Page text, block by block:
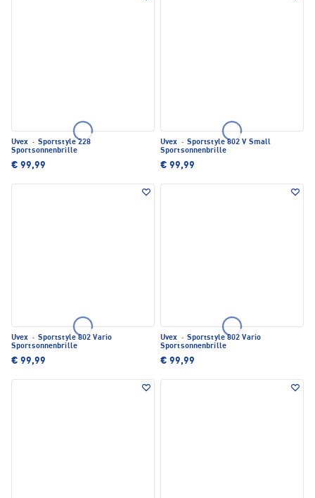
Uvex · Sportstyle 228
Sportsonnenbrille
€ 99,99
Uvex · Sportstyle 802 V Small
Sportsonnenbrille
€ 99,99
Uvex · Sportstyle 802 Vario
Sportsonnenbrille
€ 99,99
Uvex · Sportstyle 802 Vario
Sportsonnenbrille
€ 99,99